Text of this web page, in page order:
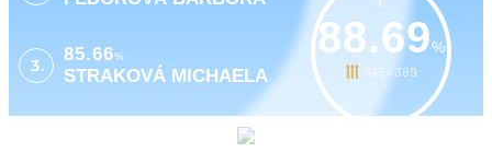
3.
85.66%
STRAKOVÁ MICHAELA
88.69%
345 / 389